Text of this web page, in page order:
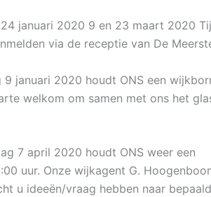
januari 2020 9 en 23 maart 2020
via de receptie van De
januari 2020 houdt ONS een
welkom om samen met ons het
7 april 2020 houdt ONS weer een
uur. Onze wijkagent G.
u ideeën/vraag hebben naar